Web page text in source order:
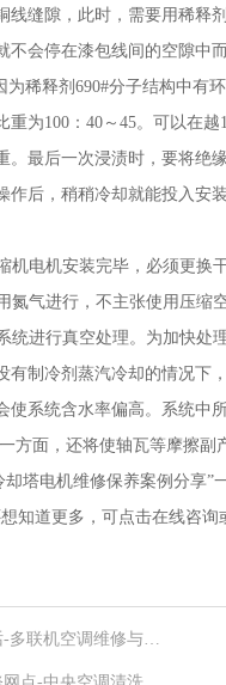
线缝隙，此时，需要用稀释
不会停在漆包线间的空隙中
稀释剂690#分子结构中有
重为100：40～45。可以在
。最后一次浸渍时，要将绝
后，稍稍冷却就能投入安装
机电机安装完毕，必须更换
氮气进行，不主张使用压缩空
统进行真空处理。为加快
有制冷剂蒸汽冷却的情况下
使系统含水率偏高。系统中
方面，还将使轴瓦等摩擦副
却塔电机维修保养案例分享
知道更多，可点击在线咨询
多联机空调维修与保